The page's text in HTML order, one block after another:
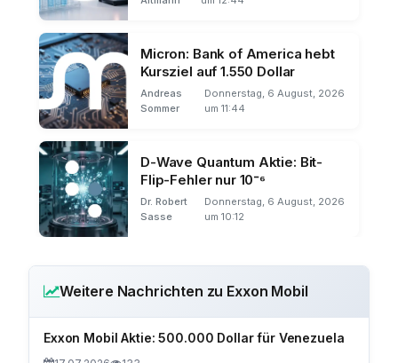
Micron: Bank of America hebt
Kursziel auf 1.550 Dollar
Andreas
Sommer
Donnerstag, 6 August, 2026
um 11:44
D-Wave Quantum Aktie: Bit-
Flip-Fehler nur 10⁻⁶
Dr. Robert
Sasse
Donnerstag, 6 August, 2026
um 10:12
Weitere Nachrichten zu Exxon Mobil
Exxon Mobil Aktie: 500.000 Dollar für Venezuela